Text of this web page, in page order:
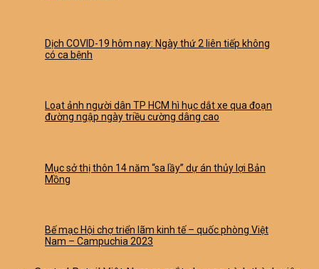
Dịch COVID-19 hôm nay: Ngày thứ 2 liên tiếp không
có ca bệnh
Loạt ảnh người dân TP HCM hì hục dắt xe qua đoạn
đường ngập ngày triều cường dâng cao
Mục sở thị thôn 14 năm “sa lầy” dự án thủy lợi Bản
Mồng
Bế mạc Hội chợ triển lãm kinh tế – quốc phòng Việt
Nam – Campuchia 2023